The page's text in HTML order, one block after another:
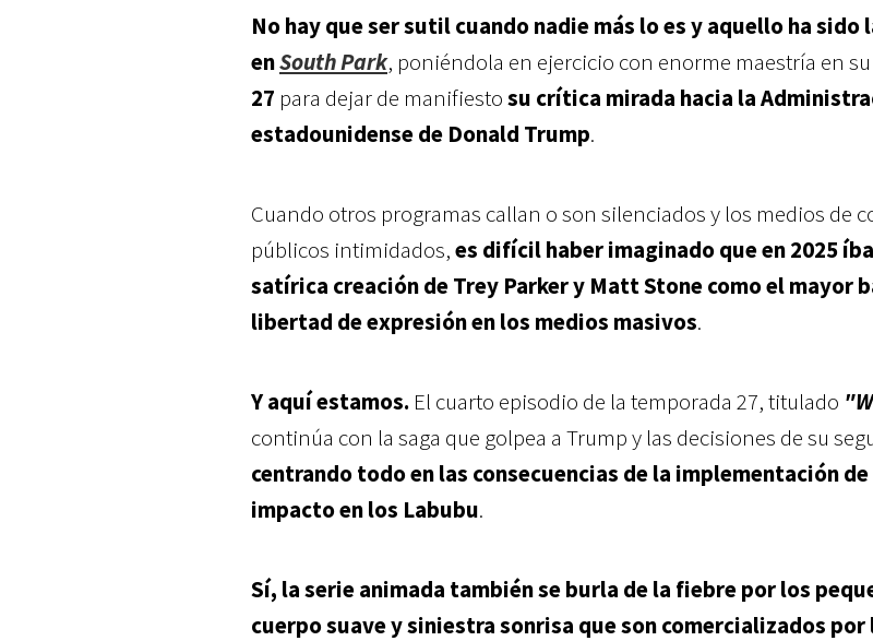
No hay que ser sutil cuando nadie más lo es y aquello ha
enSouth Park, poniéndola en ejercicio con enorme maestría en
27 para dejar de manifiestosu crítica mirada hacia la
estadounidense de Donald Trump.
Cuando otros programas callan o son silenciados y los medios de
públicos intimidados,es difícil haber imaginado que en 2025
satírica creación de Trey Parker y Matt Stone como el mayor
libertad de expresión en los medios masivos.
Y aquí estamos. El cuarto episodio de la temporada 27, titulado
continúa con la saga que golpea a Trump y las decisiones de su
centrando todo en las consecuencias de la implementación de
impacto en los Labubu.
Sí, la serie animada también se burla de la fiebre por los
cuerpo suave y siniestra sonrisa que son comercializados por